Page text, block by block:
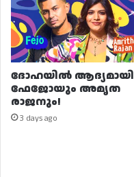
ദോഹയിൽ ആദ്യമായി
ഫേജോയും അമൃത
രാജനും!
3 days ago